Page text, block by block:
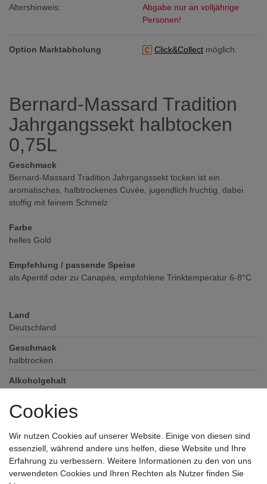
Altershinweis:
Abgabe nur an volljährige
Personen!
Option Marktabholung Click&Collect möglich.
Bernard-Massard Tradition
Jahrgangssekt halbtocken
0,75L
Geschmack
Bernard-Massard Tradition Jahrgangssekt tocken ist ein
aromatisches, halbtrockenes Cuvée, jugendlich fruchtig, dabei
stoffig mit feinem Schmelz
Farbe
helles Gold
Empfehlung / passende Speise
als Aperitif oder zu Canapés, empfohlene Trinktemperatur 6-8°C
Land
Deutschland
Geschmack
halbtrocken
Alkoholgehalt
Säuregehalt
Restsüße
38
Prädikat
Cookies
Wir nutzen Cookies auf unserer Website. Einige von diesen sind
essenziell, während andere uns helfen, diese Website und Ihre
Erfahrung zu verbessern. Weitere Informationen zu den von uns
verwendeten Cookies und Ihren Rechten als Nutzer finden Sie